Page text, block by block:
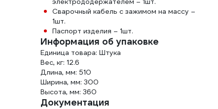
Сварочный кабель с зажимом на массу –
1шт.
Паспорт изделия – 1шт.
Информация об упаковке
Единица товара: Штука
Вес, кг: 12.6
Длина, мм: 510
Ширина, мм: 300
Высота, мм: 360
Документация